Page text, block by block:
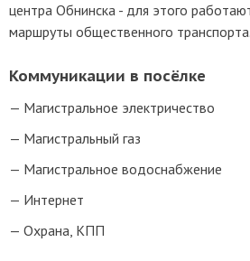
центра Обнинска - для этого
маршруты общественного транспорта.
Коммуникации в посёлке
Магистральное электричество
Магистральный газ
Магистральное водоснабжение
Интернет
Охрана, КПП